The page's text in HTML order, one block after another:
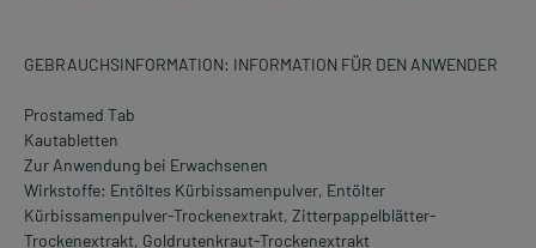
GEBRAUCHSINFORMATION: INFORMATION FÜR DEN ANWENDER
Prostamed Tab
Kautabletten
Zur Anwendung bei Erwachsenen
Wirkstoffe: Entöltes Kürbissamenpulver, Entölter
Kürbissamenpulver-Trockenextrakt, Zitterpappelblätter-
Trockenextrakt, Goldrutenkraut-Trockenextrakt